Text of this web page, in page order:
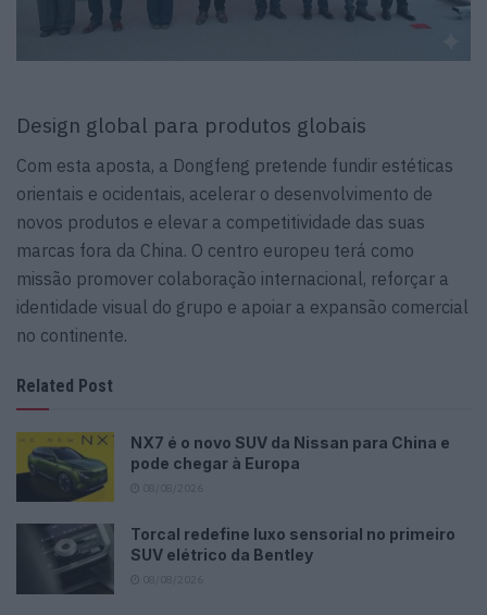
Design global para produtos globais
Com esta aposta, a Dongfeng pretende fundir estéticas
orientais e ocidentais, acelerar o desenvolvimento de
novos produtos e elevar a competitividade das suas
marcas fora da China. O centro europeu terá como
missão promover colaboração internacional, reforçar a
identidade visual do grupo e apoiar a expansão comercial
no continente.
Related Post
NX7 é o novo SUV da Nissan para China e
pode chegar à Europa
Torcal redefine luxo sensorial no primeiro
SUV elétrico da Bentley